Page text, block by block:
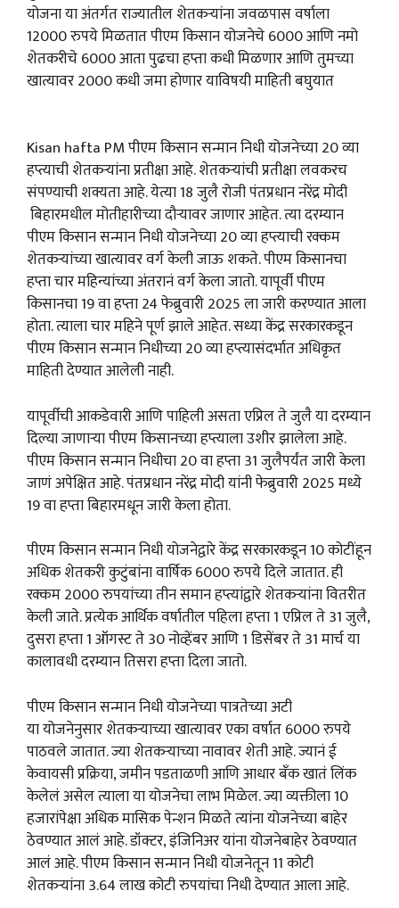
योजना या अंतर्गत राज्यातील शेतकऱ्यांना जवळपास वर्षाला
12000 रुपये मिळतात पीएम किसान योजनेचे 6000 आणि नमो
शेतकरीचे 6000 आता पुढचा हप्ता कधी मिळणार आणि तुमच्या
खात्यावर 2000 कधी जमा होणार याविषयी माहिती बघुयात
Kisan hafta PM पीएम किसान सन्मान निधी योजनेच्या 20 व्या
हप्त्याची शेतकऱ्यांना प्रतीक्षा आहे. शेतकऱ्यांची प्रतीक्षा लवकरच
संपण्याची शक्यता आहे. येत्या 18 जुलै रोजी पंतप्रधान नरेंद्र मोदी
बिहारमधील मोतीहारीच्या दौऱ्यावर जाणार आहेत. त्या दरम्यान
पीएम किसान सन्मान निधी योजनेच्या 20 व्या हप्त्याची रक्कम
शेतकऱ्यांच्या खात्यावर वर्ग केली जाऊ शकते. पीएम किसानचा
हप्ता चार महिन्यांच्या अंतरानं वर्ग केला जातो. यापूर्वी पीएम
किसानचा 19 वा हप्ता 24 फेब्रुवारी 2025 ला जारी करण्यात आला
होता. त्याला चार महिने पूर्ण झाले आहेत. सध्या केंद्र सरकारकडून
पीएम किसान सन्मान निधीच्या 20 व्या हप्त्यासंदर्भात अधिकृत
माहिती देण्यात आलेली नाही.
यापूर्वीची आकडेवारी आणि पाहिली असता एप्रिल ते जुलै या दरम्यान
दिल्या जाणाऱ्या पीएम किसानच्या हप्त्याला उशीर झालेला आहे.
पीएम किसान सन्मान निधीचा 20 वा हप्ता 31 जुलैपर्यंत जारी केला
जाणं अपेक्षित आहे. पंतप्रधान नरेंद्र मोदी यांनी फेब्रुवारी 2025 मध्ये
19 वा हप्ता बिहारमधून जारी केला होता.
पीएम किसान सन्मान निधी योजनेद्वारे केंद्र सरकारकडून 10 कोटींहून
अधिक शेतकरी कुटुंबांना वार्षिक 6000 रुपये दिले जातात. ही
रक्कम 2000 रुपयांच्या तीन समान हप्त्यांद्वारे शेतकऱ्यांना वितरीत
केली जाते. प्रत्येक आर्थिक वर्षातील पहिला हप्ता 1 एप्रिल ते 31 जुलै,
दुसरा हप्ता 1 ऑगस्ट ते 30 नोव्हेंबर आणि 1 डिसेंबर ते 31 मार्च या
कालावधी दरम्यान तिसरा हप्ता दिला जातो.
पीएम किसान सन्मान निधी योजनेच्या पात्रतेच्या अटी
या योजनेनुसार शेतकऱ्याच्या खात्यावर एका वर्षात 6000 रुपये
पाठवले जातात. ज्या शेतकऱ्याच्या नावावर शेती आहे. ज्यानं ई
केवायसी प्रक्रिया, जमीन पडताळणी आणि आधार बँक खातं लिंक
केलेलं असेल त्याला या योजनेचा लाभ मिळेल. ज्या व्यक्तीला 10
हजारांपेक्षा अधिक मासिक पेन्शन मिळते त्यांना योजनेच्या बाहेर
ठेवण्यात आलं आहे. डॉक्टर, इंजिनिअर यांना योजनेबाहेर ठेवण्यात
आलं आहे. पीएम किसान सन्मान निधी योजनेतून 11 कोटी
शेतकऱ्यांना 3.64 लाख कोटी रुपयांचा निधी देण्यात आला आहे.